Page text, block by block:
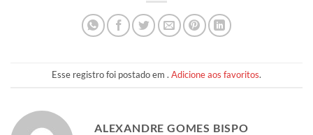
Esse registro foi postado em . Adicione aos favoritos.
ALEXANDRE GOMES BISPO